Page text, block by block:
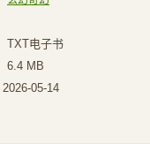
TXT电子书
6.4 MB
2026-05-14